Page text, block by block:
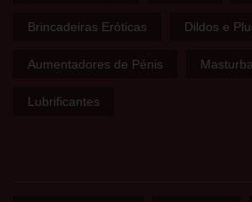
Brincadeiras Eróticas Dildos e
Aumentadores de Pénis
Lubrificantes